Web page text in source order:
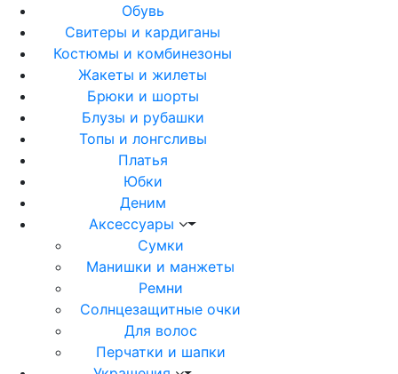
Обувь
Свитеры и кардиганы
Костюмы и комбинезоны
Жакеты и жилеты
Брюки и шорты
Блузы и рубашки
Топы и лонгсливы
Платья
Юбки
Деним
Аксессуары
Сумки
Манишки и манжеты
Ремни
Солнцезащитные очки
Для волос
Перчатки и шапки